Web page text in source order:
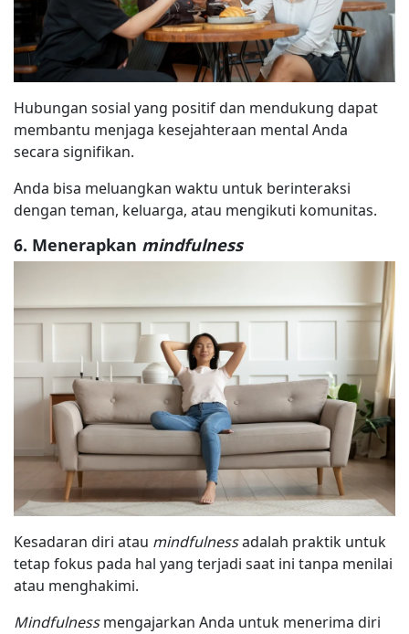
Hubungan sosial yang positif dan mendukung dapat
membantu menjaga kesejahteraan mental Anda
secara signifikan.
Anda bisa meluangkan waktu untuk berinteraksi
dengan teman, keluarga, atau mengikuti komunitas.
6. Menerapkan mindfulness
Kesadaran diri atau mindfulnessadalah praktik untuk
tetap fokus pada hal yang terjadi saat ini tanpa menilai
atau menghakimi.
Mindfulnessmengajarkan Anda untuk menerima diri